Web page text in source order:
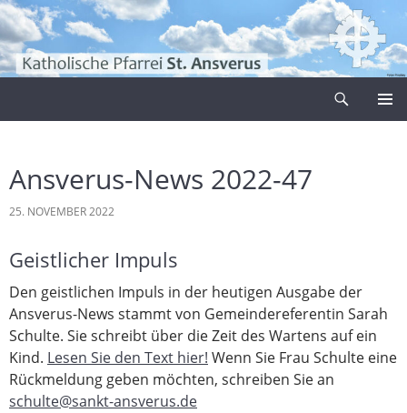
Zum
Inhalt
springen
Ansverus-News 2022-47
25. NOVEMBER 2022
Geistlicher Impuls
Den geistlichen Impuls in der heutigen Ausgabe der
Ansverus-News stammt von Gemeindereferentin Sarah
Schulte. Sie schreibt über die Zeit des Wartens auf ein
Kind. Lesen Sie den Text hier! Wenn Sie Frau Schulte eine
Rückmeldung geben möchten, schreiben Sie an
schulte@sankt-ansverus.de